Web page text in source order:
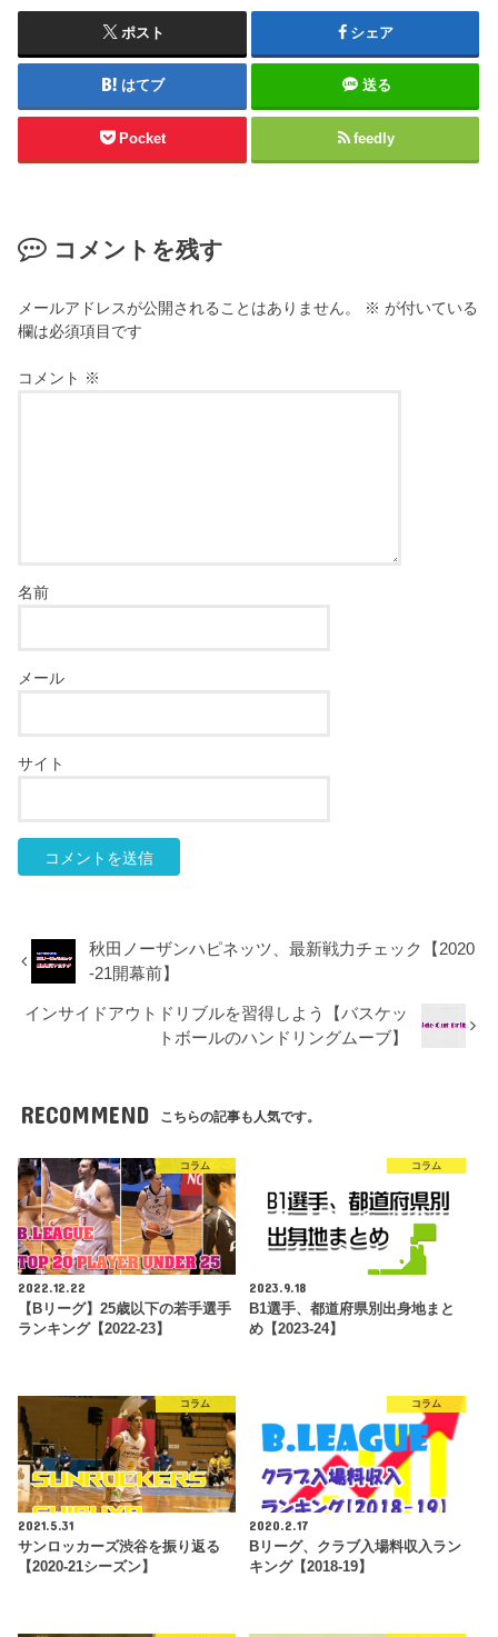
ポスト シェア
はてブ 送る
Pocket feedly
コメントを残す
メールアドレスが公開されることはありません。 ※ が付いている
欄は必須項目です
コメント ※
名前
メール
サイト
秋田ノーザンハピネッツ、最新戦力チェック【2020
-21開幕前】
インサイドアウトドリブルを習得しよう【バスケッ
トボールのハンドリングムーブ】
RECOMMEND こちらの記事も人気です。
コラム
2022.12.22
【Bリーグ】25歳以下の若手選手
ランキング【2022-23】
コラム
2023.9.18
B1選手、都道府県別出身地まと
め【2023-24】
コラム
2021.5.31
サンロッカーズ渋谷を振り返る
【2020-21シーズン】
コラム
2020.2.17
Bリーグ、クラブ入場料収入ラン
キング【2018-19】